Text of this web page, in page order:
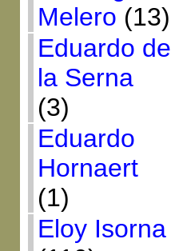
Melero (13)
Eduardo de
la Serna
(3)
Eduardo
Hornaert
(1)
Eloy Isorna